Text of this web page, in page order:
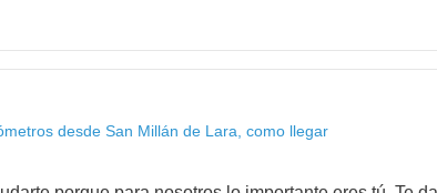
desde San Millán de Lara, como llegar